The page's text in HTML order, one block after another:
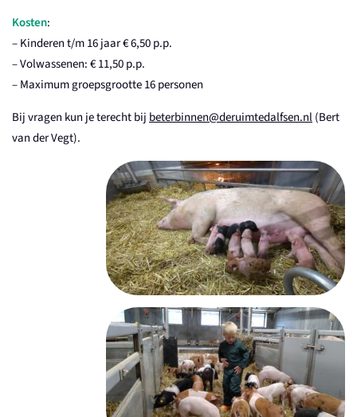
Kosten:
– Kinderen t/m 16 jaar € 6,50 p.p.
– Volwassenen: € 11,50 p.p.
– Maximum groepsgrootte 16 personen
Bij vragen kun je terecht bijbeterbinnen@deruimtedalfsen.nl(Bert
van der Vegt).